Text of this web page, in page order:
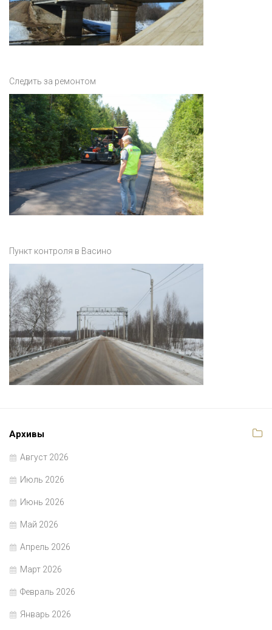
Следить за ремонтом
Пункт контроля в Васино
Архивы
Август 2026
Июль 2026
Июнь 2026
Май 2026
Апрель 2026
Март 2026
Февраль 2026
Январь 2026